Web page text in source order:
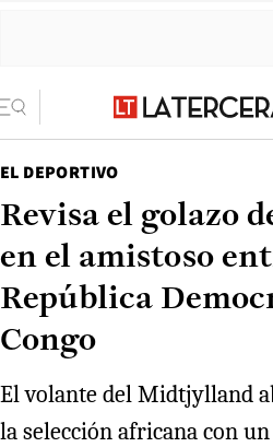
EL DEPORTIVO
Revisa el golazo
en el amistoso
República
Congo
El volante del Midtjylland
la selección africana con